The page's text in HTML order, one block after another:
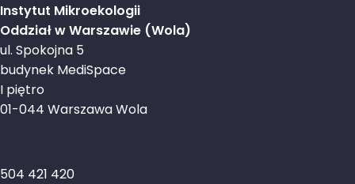
Instytut Mikroekologii
Oddział w Warszawie (Wola)
ul. Spokojna 5
budynek MediSpace
I piętro
01-044 Warszawa Wola
504 421 420